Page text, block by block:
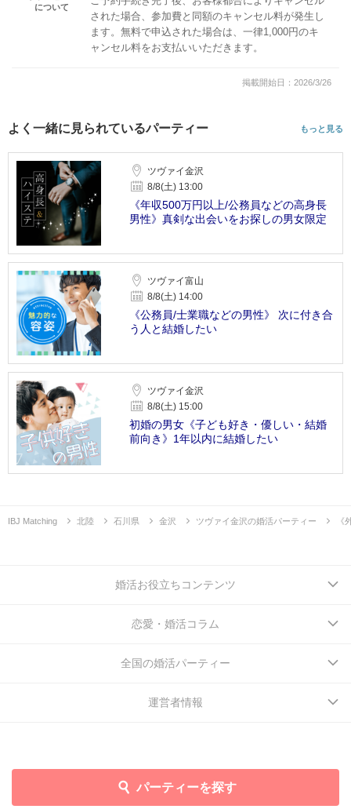
について
された場合、参加費と同額のキャンセル料が発生し
ます。無料で申込された場合は、一律1,000円のキ
ャンセル料をお支払いいただきます。
掲載開始日：2026/3/26
よく一緒に見られているパーティー もっと見る
ツヴァイ金沢
8/8(土) 13:00
《年収500万円以上/公務員などの高身長
男性》真剣な出会いをお探しの男女限定
ツヴァイ富山
8/8(土) 14:00
《公務員/士業職などの男性》 次に付き合
う人と結婚したい
ツヴァイ金沢
8/8(土) 15:00
初婚の男女《子ども好き・優しい・結婚
前向き》1年以内に結婚したい
IBJ Matching 北陸 石川県 金沢 ツヴァイ金沢の婚活パーティー 《
パーティーを探す
婚活お役立ちコンテンツ
恋愛・婚活コラム
全国の婚活パーティー
運営者情報